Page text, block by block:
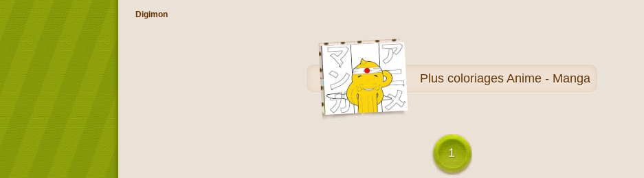
Digimon
Plus coloriages Anime - Manga
1